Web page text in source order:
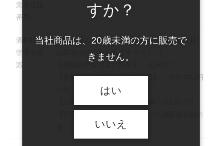
業者登録
番号
酒類販売
管理者標
識
【販売場の名称及び所在地】： 三養醸造（株）
山梨県山梨市牧丘町窪平２３７−２
【酒類販売管理研修受講年月日】： 令和7年2月
【研修実施団体名】： 山梨県小売酒販組合連合
すか？
当社商品は、20歳未満の方に販売で
きません。
はい
いいえ